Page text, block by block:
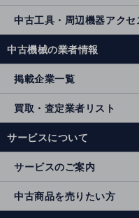
中古工具・周辺機器アク
中古機械の業者情報
掲載企業一覧
買取・査定業者リスト
サービスについて
サービスのご案内
中古商品を売りたい方